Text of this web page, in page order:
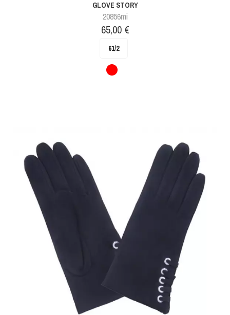
GLOVE STORY
20856mi
Prix
65,00 €
61/2
Rouge